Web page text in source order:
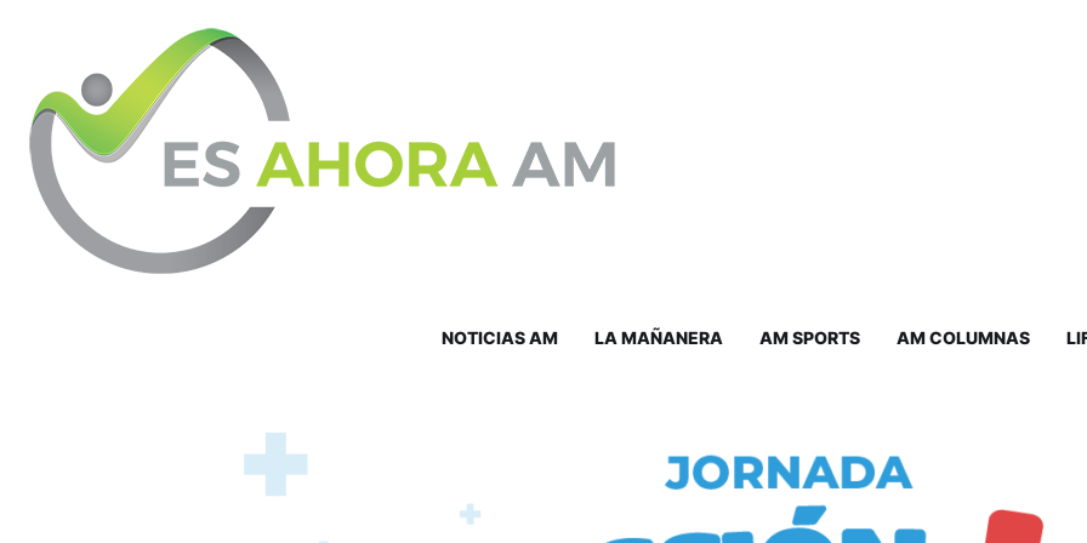
NOTICIAS AM LA MAÑANERA AM SPORTS AM COLUMNAS